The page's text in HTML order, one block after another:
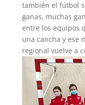
también el fútbol
ganas, muchas
entre los equipos
una cancha y ese
regional vuelve a